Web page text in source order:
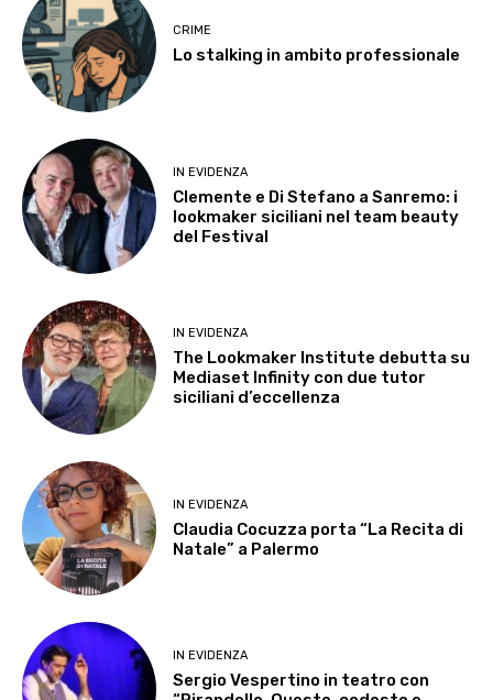
CRIME
Lo stalking in ambito professionale
IN EVIDENZA
Clemente e Di Stefano a Sanremo: i
lookmaker siciliani nel team beauty
del Festival
IN EVIDENZA
The Lookmaker Institute debutta su
Mediaset Infinity con due tutor
siciliani d’eccellenza
IN EVIDENZA
Claudia Cocuzza porta “La Recita di
Natale” a Palermo
IN EVIDENZA
Sergio Vespertino in teatro con